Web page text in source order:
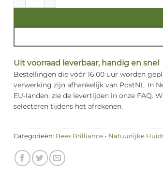
Uit voorraad leverbaar, handig en snel
Bestellingen die vóór 16:00 uur worden
verwerking zijn afhankelijk van PostNL. In
EU-landen: zie de levertijden in onze FAQ.
selecteren tijdens het afrekenen.
Categorieën: Bees Brilliance - Natuurlijke